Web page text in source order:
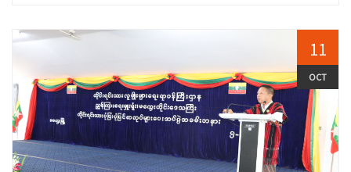
တွင်ဖြေဆိုရမည့် ပုံစံများအား ရှင်းလင်းပြောကြားပြီးနောက် စစ်တမ်း
ကောက်ယူခဲ့ရာ တက်ရောက်လာကြသည့် ဒေသခံတိုင်းရင်းသား (၇၄)
ပူးပေါင်း၍ ကျောင်းပေါင်းစုံ စာစီစာကုံး၊ ပန်းချီ၊ ကျပန်းစကားပြော
ပြိုင်ပွဲနှင့် ဆုချီးမြှင့်ပေးအပ်ပွဲ အခမ်းအနားကို စက်တင်ဘာ ၂၃ ရက်
တေဇခန်းမ၌ ကျင်းပပြုလုပ် ခဲ့ပါသည်။ ရှေးဦးစွာ ကချင်ပြည်နယ်
တိုင်းရင်းသားစာပေနှင့်ယဉ်ကျေးမှုဦးစီးဌာန၊ ပြည်နယ်တာဝန်ခံ ဒေါ်
အိအိအေးက အဖွင့်အမှာစကားပြောကြားပြီး ပြည်နယ်အားကစားနှင့်
ကာယပညာဦးစီးဌာန၊ ပြည်နယ်ဦးစီးမှူး ဦးအောင်သူက ကျောင်းသား၊
ကျောင်းသူ လူငယ်လူရွယ်များ ဗလငါးတန်ဖွံ့ဖြိုး တိုးတက်လာစေရန်
ရည်ရွယ်၍ ပြိုင်ပွဲများ ကျင်းပပေးရခြင်းဖြစ်ပါကြောင်း ရှင်းလင်း
11
OCT